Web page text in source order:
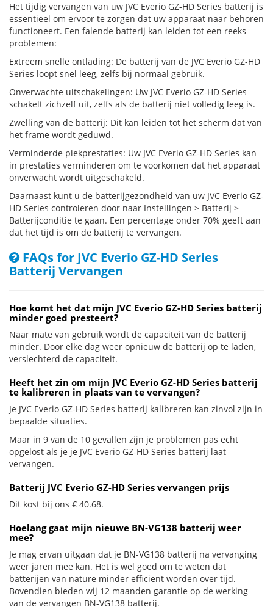
Het tijdig vervangen van uw JVC Everio GZ-HD Series batterij is
essentieel om ervoor te zorgen dat uw apparaat naar behoren
functioneert. Een falende batterij kan leiden tot een reeks
problemen:
Extreem snelle ontlading: De batterij van de JVC Everio GZ-HD
Series loopt snel leeg, zelfs bij normaal gebruik.
Onverwachte uitschakelingen: Uw JVC Everio GZ-HD Series
schakelt zichzelf uit, zelfs als de batterij niet volledig leeg is.
Zwelling van de batterij: Dit kan leiden tot het scherm dat van
het frame wordt geduwd.
Verminderde piekprestaties: Uw JVC Everio GZ-HD Series kan
in prestaties verminderen om te voorkomen dat het apparaat
onverwacht wordt uitgeschakeld.
Daarnaast kunt u de batterijgezondheid van uw JVC Everio GZ-
HD Series controleren door naar Instellingen > Batterij >
Batterijconditie te gaan. Een percentage onder 70% geeft aan
dat het tijd is om de batterij te vervangen.
FAQs for JVC Everio GZ-HD Series
Batterij Vervangen
Hoe komt het dat mijn JVC Everio GZ-HD Series batterij
minder goed presteert?
Naar mate van gebruik wordt de capaciteit van de batterij
minder. Door elke dag weer opnieuw de batterij op te laden,
verslechterd de capaciteit.
Heeft het zin om mijn JVC Everio GZ-HD Series batterij
te kalibreren in plaats van te vervangen?
Je JVC Everio GZ-HD Series batterij kalibreren kan zinvol zijn in
bepaalde situaties.
Maar in 9 van de 10 gevallen zijn je problemen pas echt
opgelost als je je JVC Everio GZ-HD Series batterij laat
vervangen.
Batterij JVC Everio GZ-HD Series vervangen prijs
Dit kost bij ons € 40.68.
Hoelang gaat mijn nieuwe BN-VG138 batterij weer
mee?
Je mag ervan uitgaan dat je BN-VG138 batterij na vervanging
weer jaren mee kan. Het is wel goed om te weten dat
batterijen van nature minder efficiënt worden over tijd.
Bovendien bieden wij 12 maanden garantie op de werking
van de vervangen BN-VG138 batterij.